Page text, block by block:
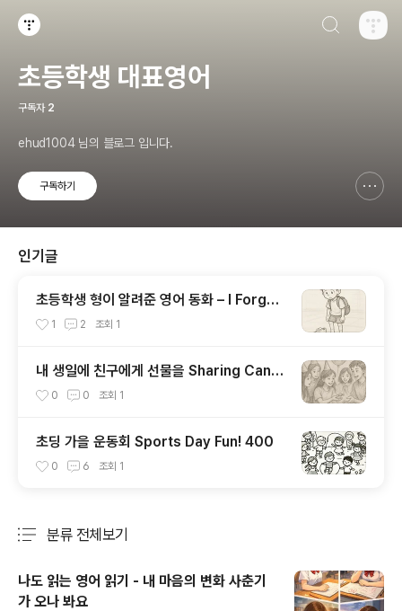
초등학생 대표영어
구독자 2
ehud1004 님의 블로그 입니다.
구독하기
인기글
초등학생 형이 알려준 영어 동화 – I Forgot
My Gym Shoes 100
1 2 조회 1
내 생일에 친구에게 선물을 Sharing Cand
y on My Birthday 100
0 0 조회 1
초딩 가을 운동회 Sports Day Fun! 400
0 6 조회 1
분류 전체보기
나도 읽는 영어 읽기 - 내 마음의 변화 사춘기
가 오나 봐요